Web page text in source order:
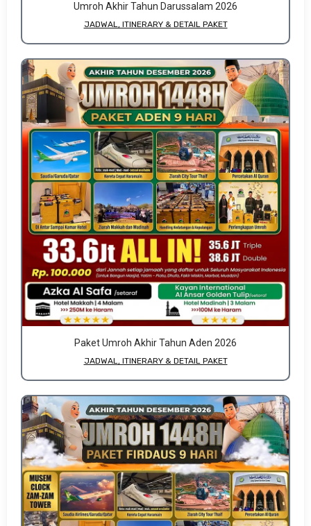
Umroh Akhir Tahun Darussalam 2026
JADWAL, ITINERARY & DETAIL PAKET
Paket Umroh Akhir Tahun Aden 2026
JADWAL, ITINERARY & DETAIL PAKET